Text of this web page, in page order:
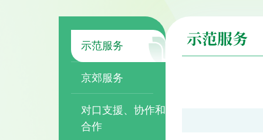
示范服务
京郊服务
对口支援、协作和
合作
示范服务